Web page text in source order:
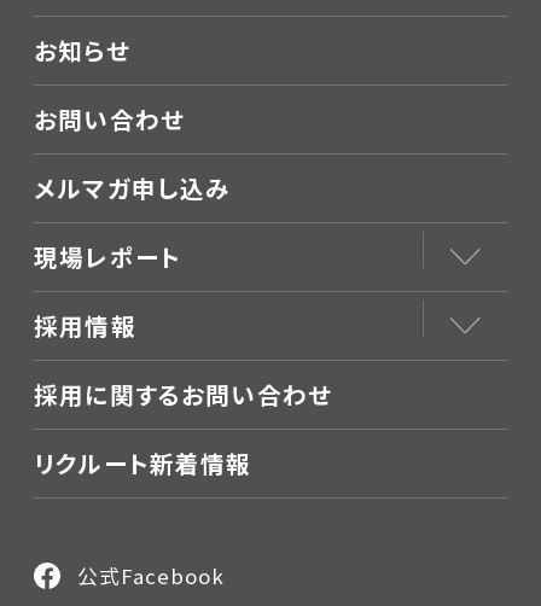
お知らせ
お問い合わせ
メルマガ申し込み
現場レポート
採用情報
採用に関するお問い合わせ
リクルート新着情報
公式Facebook